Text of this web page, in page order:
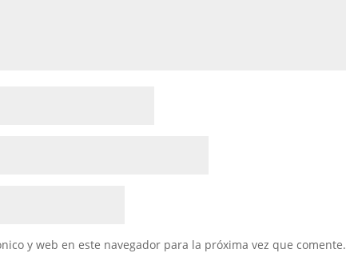
y web en este navegador para la próxima vez que comente.